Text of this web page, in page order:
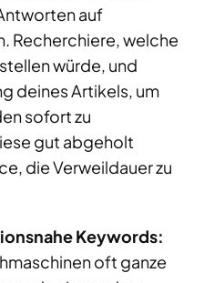
auf
Recherchiere, welche
würde, und
deines Artikels, um
sofort zu
gut abgeholt
die Verweildauer zu
Keywords:
oft ganze